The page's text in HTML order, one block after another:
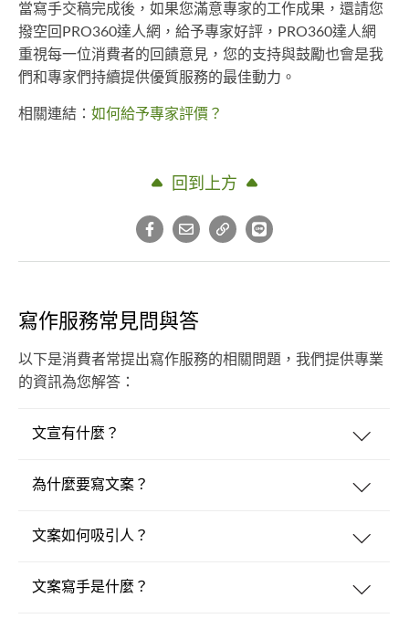
當寫手交稿完成後，如果您滿意專家的工作成果，還請您
撥空回PRO360達人網，給予專家好評，PRO360達人網
重視每一位消費者的回饋意見，您的支持與鼓勵也會是我
們和專家們持續提供優質服務的最佳動力。
相關連結： 如何給予專家評價？
回到上方
寫作服務常見問與答
以下是消費者常提出寫作服務的相關問題，我們提供專業
的資訊為您解答：
文宣有什麼？
為什麼要寫文案？
文案如何吸引人？
文案寫手是什麼？